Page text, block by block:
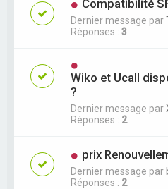
Compatibilité
Dernier message par
Réponses : 3
Wiko et Ucall
?
Dernier message par
Réponses : 2
prix
Dernier message par
Réponses : 2